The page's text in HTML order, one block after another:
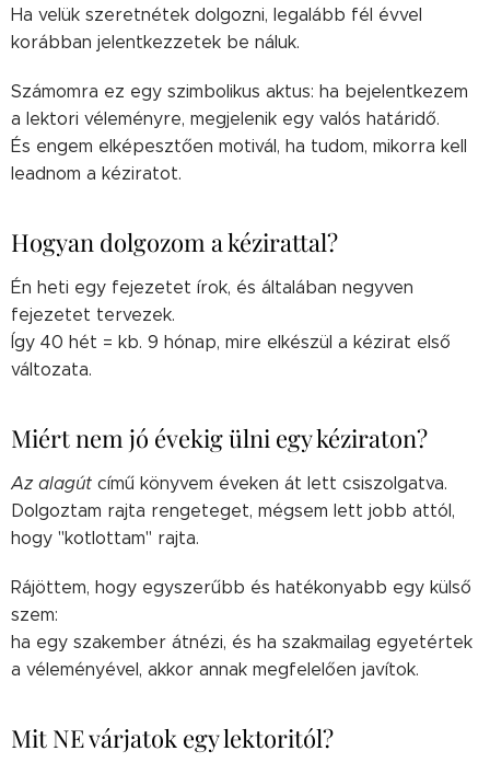
Ha velük szeretnétek dolgozni, legalább fél évvel
korábban jelentkezzetek be náluk.
Számomra ez egy szimbolikus aktus: ha bejelentkezem
a lektori véleményre, megjelenik egy valós határidő.
És engem elképesztően motivál, ha tudom, mikorra kell
leadnom a kéziratot.
Hogyan dolgozom a kézirattal?
Én heti egy fejezetet írok, és általában negyven
fejezetet tervezek.
Így 40 hét = kb. 9 hónap, mire elkészül a kézirat első
változata.
Miért nem jó évekig ülni egy kéziraton?
Az alagút című könyvem éveken át lett csiszolgatva.
Dolgoztam rajta rengeteget, mégsem lett jobb attól,
hogy "kotlottam" rajta.
Rájöttem, hogy egyszerűbb és hatékonyabb egy külső
szem:
ha egy szakember átnézi, és ha szakmailag egyetértek
a véleményével, akkor annak megfelelően javítok.
Mit NE várjatok egy lektoritól?